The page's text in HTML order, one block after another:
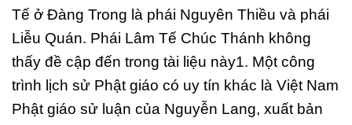
Tế ở Đàng Trong là phái Nguyên Thiều và phái
Liễu Quán. Phái Lâm Tế Chúc Thánh không
thấy đề cập đến trong tài liệu này1. Một công
trình lịch sử Phật giáo có uy tín khác là Việt Nam
Phật giáo sử luận của Nguyễn Lang, xuất bản